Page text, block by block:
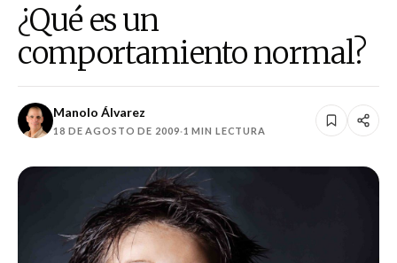
¿Qué es un
comportamiento normal?
Manolo Álvarez
18 DE AGOSTO DE 2009·1 MIN LECTURA